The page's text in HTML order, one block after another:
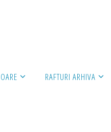
RAFTURI ARHIVA